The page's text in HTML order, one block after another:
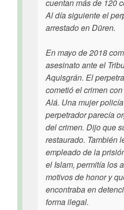
cuentan más de 120
Al día siguiente el
arrestado en Düren.
En mayo de 2018
asesinato ante el
Aquisgrán. El
cometió el crimen
Alá. Una mujer
perpetrador parecía
del crimen. Dijo que
restaurado. También
empleado de la
el Islam, permitía los
motivos de honor y
encontraba en
forma ilegal.